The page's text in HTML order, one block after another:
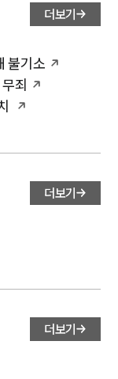
더보기
불기소
죄
더보기
더보기